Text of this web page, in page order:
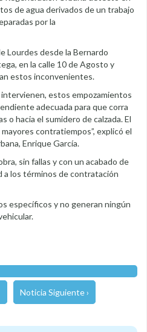
de agua derivados de un trabajo
por la
Lourdes desde la Bernardo
en la calle 10 de Agosto y
estos inconvenientes.
estos empozamientos
adecuada para que corra
o hacia el sumidero de calzada. El
contratiempos”, explicó el
Enrique García.
sin fallas y con un acabado de
a los términos de contratación
específicos y no generan ningún
Noticia Siguiente ›